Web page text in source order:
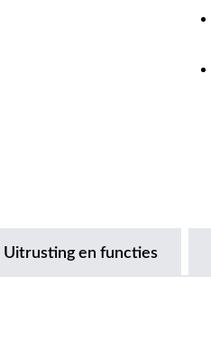
Uitrusting en functies